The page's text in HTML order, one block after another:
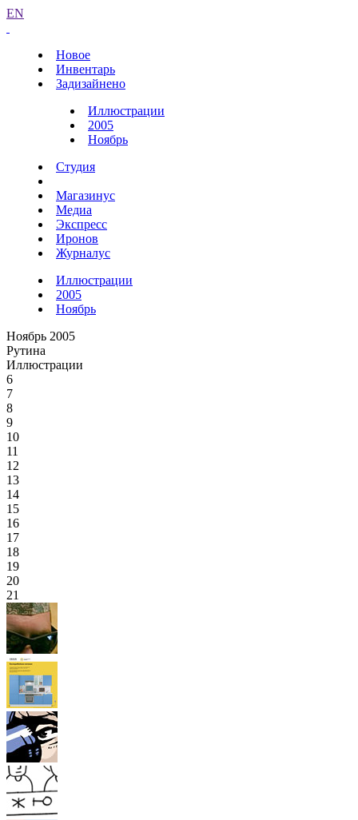
EN
Новое
Инвентарь
Задизайнено
Иллюстрации
2005
Ноябрь
Студия
Магазинус
Медиа
Экспресс
Иронов
Журналус
Иллюстрации
2005
Ноябрь
Ноябрь 2005
Рутина
Иллюстрации
6
7
8
9
10
11
12
13
14
15
16
17
18
19
20
21